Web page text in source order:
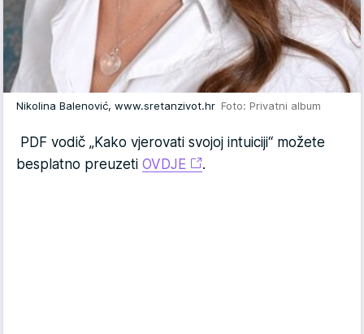
Nikolina Balenović, www.sretanzivot.hr Foto: Privatni album
PDF vodič „Kako vjerovati svojoj intuiciji“ možete
besplatno preuzeti OVDJE .